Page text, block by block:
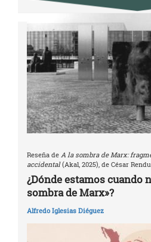
Reseña de A la sombra de Marx:
accidental(Akal, 2025), de César
¿Dónde estamos cuando
sombra de Marx»?
Alfredo Iglesias Diéguez